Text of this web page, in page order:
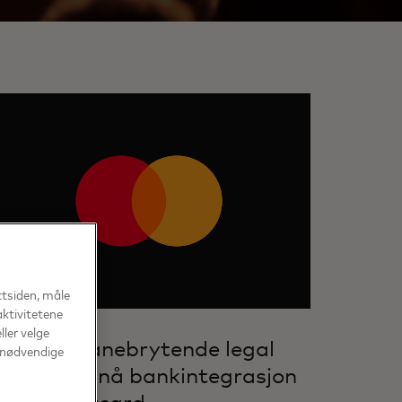
banebrytende legal
tech tilbyr nå bankintegrasjon
måle
velge